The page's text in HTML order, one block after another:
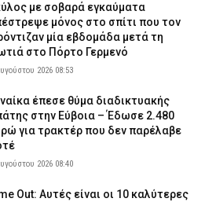
με σοβαρά εγκαύματα
μόνος στο σπίτι που τον
μία εβδομάδα μετά τη
στο Πόρτο Γερμενό
2026 08:53
έπεσε θύμα διαδικτυακής
στην Εύβοια – Έδωσε 2.480
για τρακτέρ που δεν παρέλαβε
2026 08:40
Out: Αυτές είναι οι 10 καλύτερες